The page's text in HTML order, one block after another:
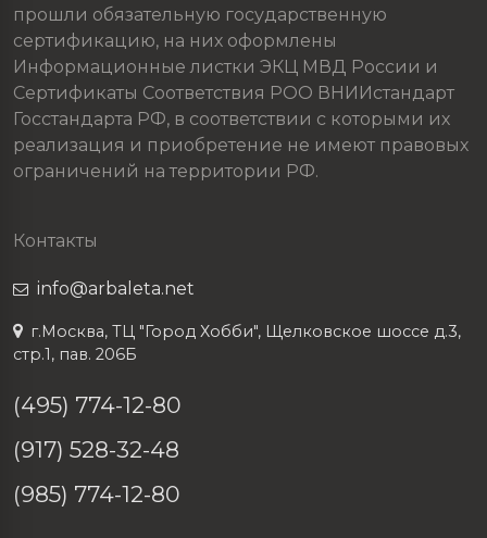
прошли обязательную государственную
сертификацию, на них оформлены
Информационные листки ЭКЦ МВД России и
Сертификаты Соответствия РОО ВНИИстандарт
Госстандарта РФ, в соответствии с которыми их
реализация и приобретение не имеют правовых
ограничений на территории РФ.
Контакты
info@arbaleta.net
г.Москва, ТЦ "Город Хобби", Щелковское шоссе д.3,
стр.1, пав. 206Б
(495) 774-12-80
(917) 528-32-48
(985) 774-12-80